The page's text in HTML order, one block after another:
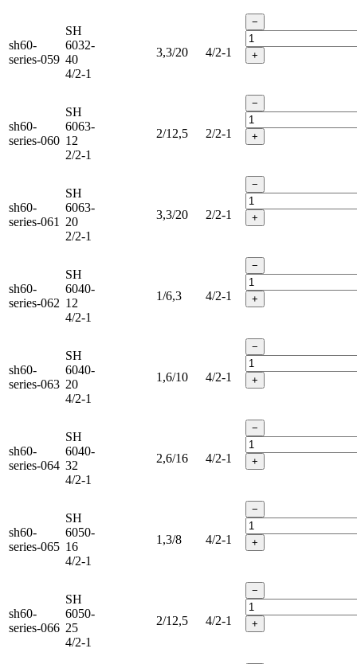
sh60-
series-059
SH
6032-
40
4/2-1
3,3/20 4/2-1
−
+
sh60-
series-060
SH
6063-
12
2/2-1
2/12,5 2/2-1
−
+
sh60-
series-061
SH
6063-
20
2/2-1
3,3/20 2/2-1
−
+
sh60-
series-062
SH
6040-
12
4/2-1
1/6,3 4/2-1
−
+
sh60-
series-063
SH
6040-
20
4/2-1
1,6/10 4/2-1
−
+
sh60-
series-064
SH
6040-
32
4/2-1
2,6/16 4/2-1
−
+
sh60-
series-065
SH
6050-
16
4/2-1
1,3/8 4/2-1
−
+
sh60-
series-066
SH
6050-
25
4/2-1
2/12,5 4/2-1
−
+